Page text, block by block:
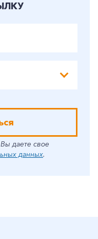
даете свое
данных.